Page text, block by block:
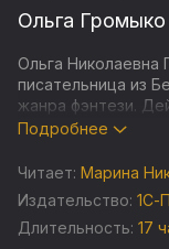
Ольга Громыко
Ольга Николаевна
писательница из
жанра фэнтези.
происходит в
ведьме Вольхе
Случается, что
долго ли
Подробнее
Читает: Марина
Издательство: 1С-
Длительность: 17